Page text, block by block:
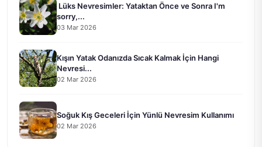
Lüks Nevresimler: Yataktan Önce ve Sonra I'm
sorry,...
03 Mar 2026
Kışın Yatak Odanızda Sıcak Kalmak İçin Hangi
Nevresi...
02 Mar 2026
Soğuk Kış Geceleri İçin Yünlü Nevresim Kullanımı
02 Mar 2026